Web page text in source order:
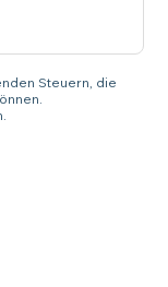
Steuern, die